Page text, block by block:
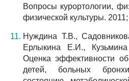
Вопросы курортологии,
физической культуры.
Нуждина Т.В.,
Ерлыкина Е.И.,
Оценка эффективности
детей, больных